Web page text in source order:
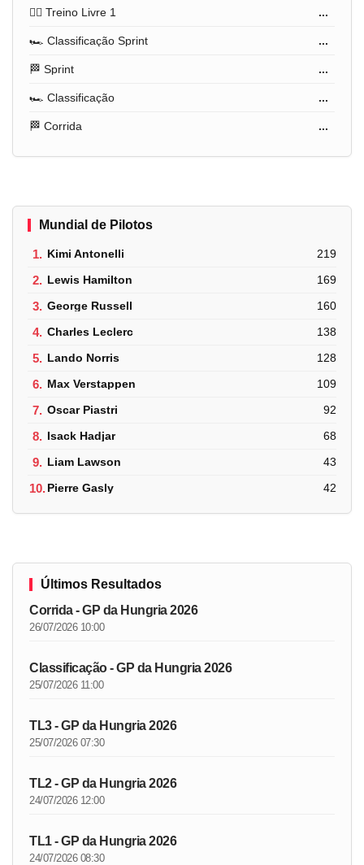
🏋️‍♂️ Treino Livre 1
...
🏎️ Classificação Sprint ...
🏁 Sprint ...
🏎️ Classificação ...
🏁 Corrida ...
Mundial de Pilotos
1. Kimi Antonelli 219
2. Lewis Hamilton 169
3. George Russell 160
4. Charles Leclerc 138
5. Lando Norris 128
6. Max Verstappen 109
7. Oscar Piastri 92
8. Isack Hadjar 68
9. Liam Lawson 43
10.Pierre Gasly 42
Últimos Resultados
Corrida - GP da Hungria 2026
26/07/2026 10:00
Classificação - GP da Hungria 2026
25/07/2026 11:00
TL3 - GP da Hungria 2026
25/07/2026 07:30
TL2 - GP da Hungria 2026
24/07/2026 12:00
TL1 - GP da Hungria 2026
24/07/2026 08:30